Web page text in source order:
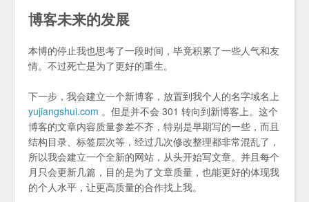
博客未来的发展
本博的停止我也思考了一段时间，毕竟积累了一些人气和友
情。不过死亡是为了更好的重生。
下一步，我会建立一个新博客，放置到我个人的名字域名上
yujiangshui.com 。但是并不会 301 转向到新博客上。这个
博客的文章内容质量参差不齐，特别是早期写的一些，而且
结构目录、标签层次等，经过几次修改整理都非常混乱了，
所以我会建立一个全新的网站，从头开始写文章。并且每个
月只会更新几篇，目的是为了文章质量，也能更好的体现我
的个人水平，让更高质量的合作找上我。